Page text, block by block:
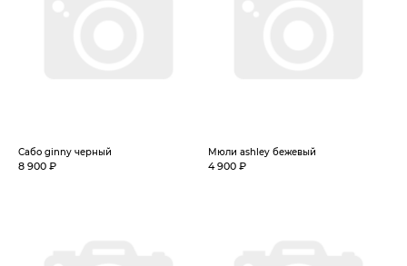
Сабо ginny черный
8 900 ₽
Мюли ashley бежевый
4 900 ₽